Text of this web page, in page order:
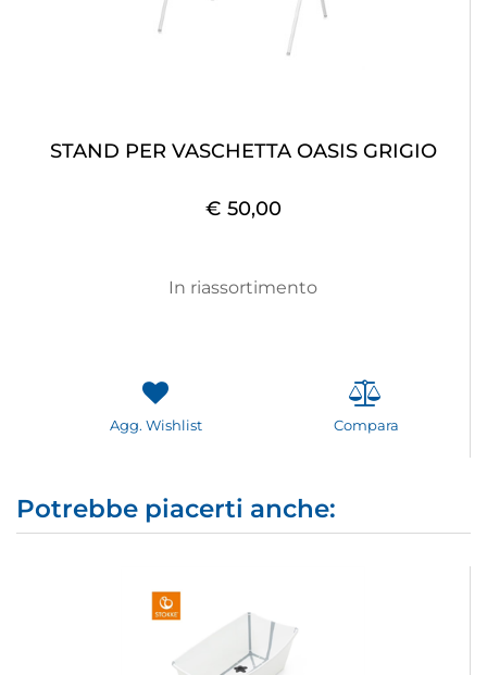
STAND PER VASCHETTA OASIS GRIGIO
€ 50,00
In riassortimento
Agg. Wishlist Compara
Potrebbe piacerti anche: